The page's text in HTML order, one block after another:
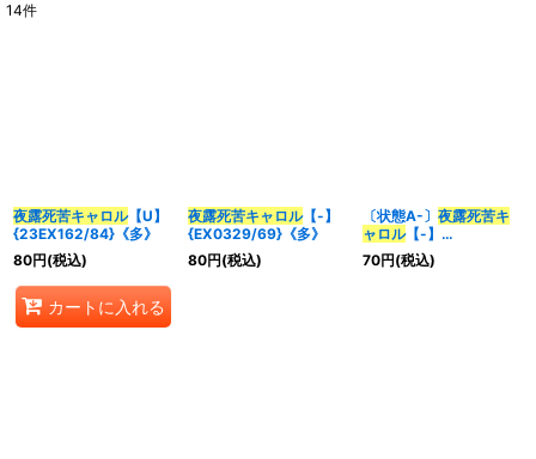
検索キーワードをお願い致します
カテゴリ
特集:
14件
夜露死苦キャロル【U】
{23EX162/84}《多》
80円(税込)
カートに入れる
夜露死苦キャロル【-】
{EX0329/69}《多》
80円(税込)
〔状態A-〕 夜露死苦キ
ャロル【-】
{EX0329/69}《多》
70円(税込)